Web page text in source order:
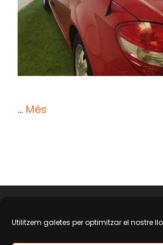
Utilitzem galetes per optimitzar el nostre
… Més
BLOG